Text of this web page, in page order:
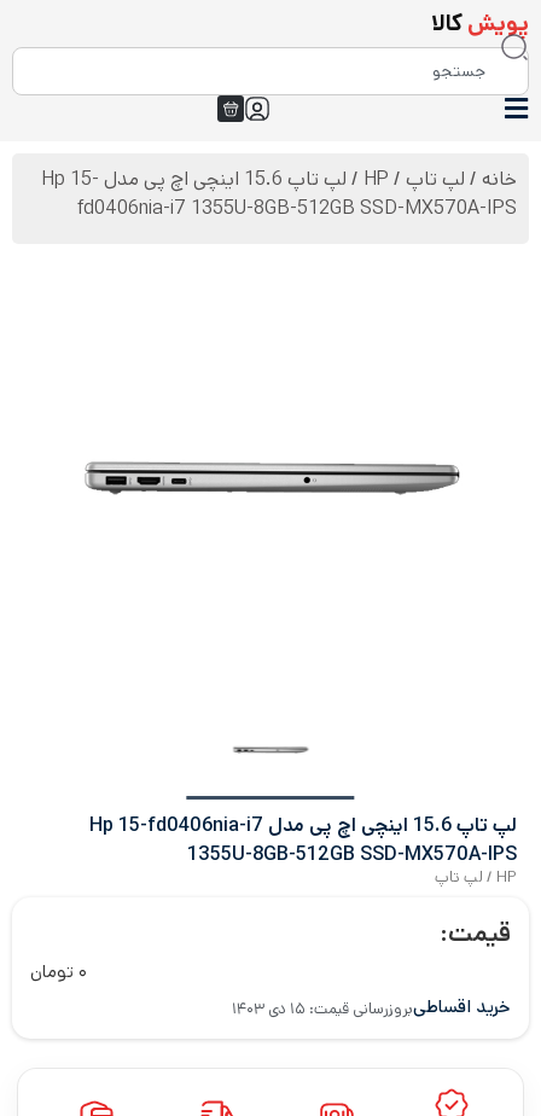
پویشکالا
خانه / لپ تاپ /
HP
/ لپ تاپ 15.6 اینچی اچ‌ پی مدل Hp 15-
fd0406nia-i7 1355U-8GB-512GB SSD-MX570A-IPS
لپ تاپ 15.6 اینچی اچ‌ پی مدل Hp 15-fd0406nia-i7
1355U-8GB-512GB SSD-MX570A-IPS
HP
/ لپ تاپ
قیمت:
۰ تومان
خرید اقساطیبروزرسانی قیمت: ۱۵ دی ۱۴۰۳